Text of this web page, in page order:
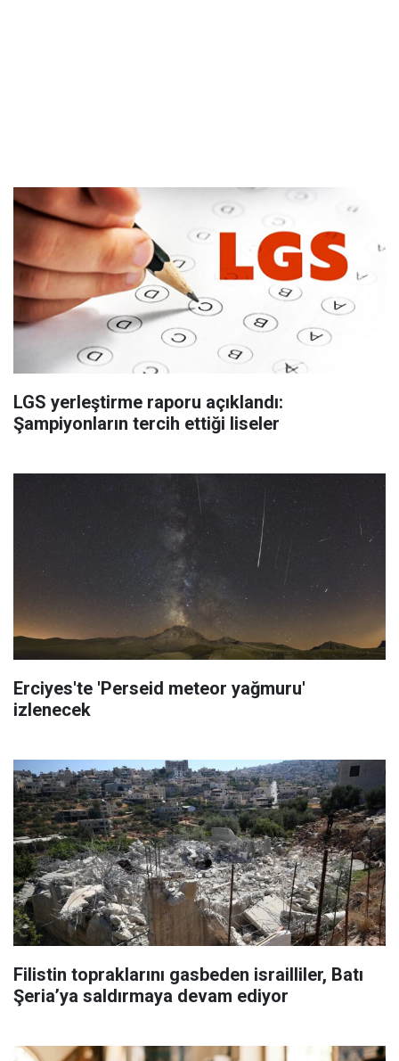
LGS yerleştirme raporu açıklandı:
Şampiyonların tercih ettiği liseler
Erciyes'te 'Perseid meteor yağmuru'
izlenecek
Filistin topraklarını gasbeden israilliler, Batı
Şeria’ya saldırmaya devam ediyor